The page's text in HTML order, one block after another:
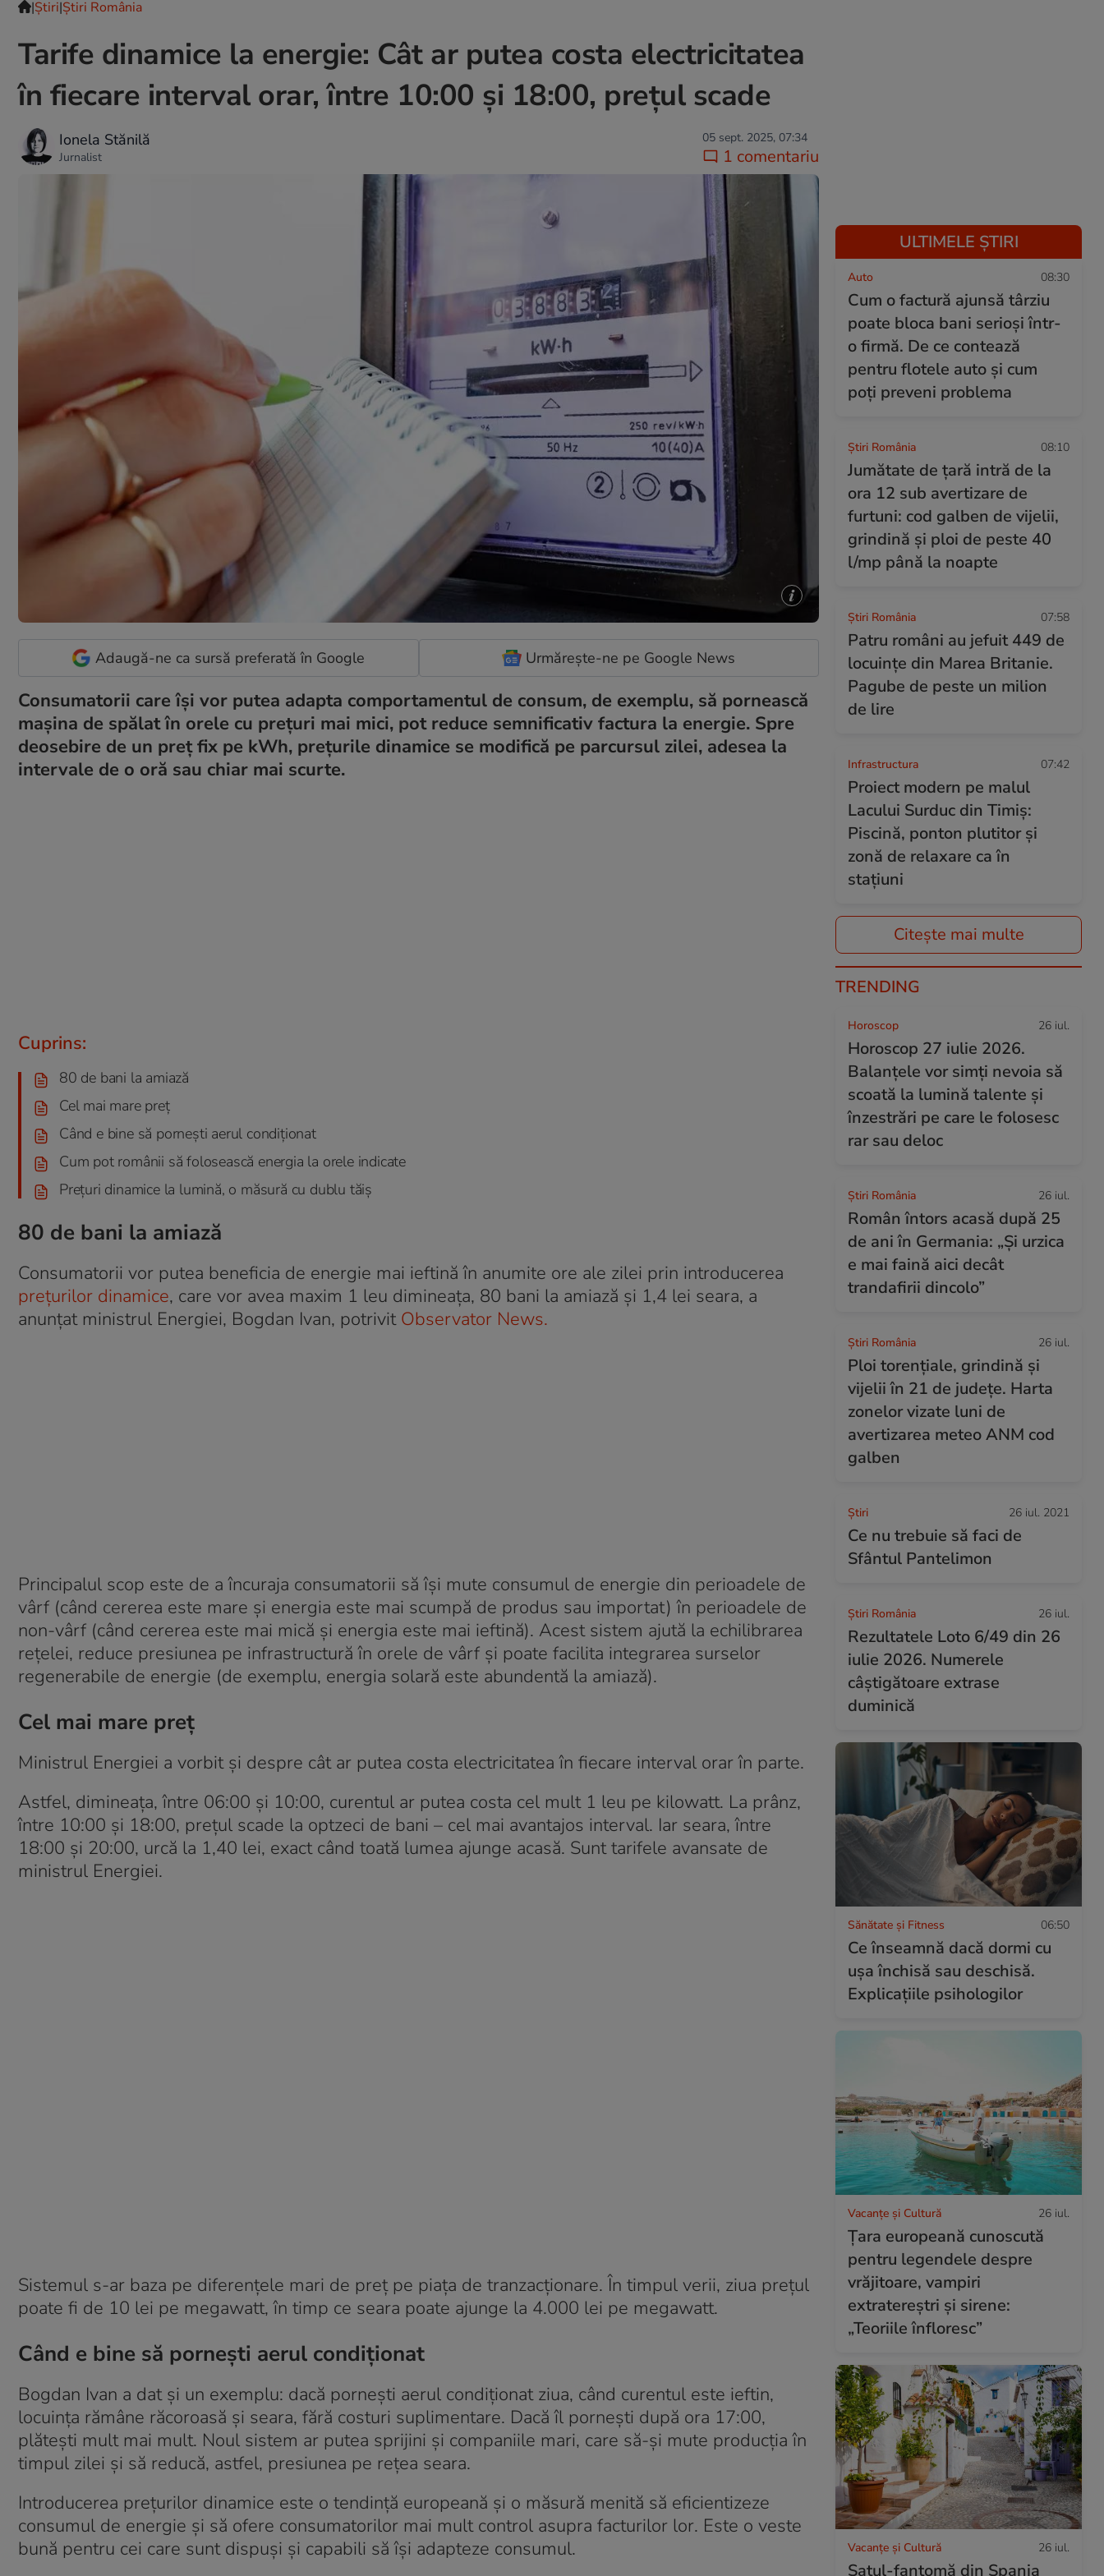
|Ştiri|Știri România
Tarife dinamice la energie: Cât ar putea costa electricitatea
în fiecare interval orar, între 10:00 și 18:00, prețul scade
Ionela Stănilă
Jurnalist
05 sept. 2025, 07:34
1 comentariu
Adaugă-ne ca sursă preferată în Google Urmărește-ne pe Google News
Consumatorii care își vor putea adapta comportamentul de consum, de exemplu, să pornească
mașina de spălat în orele cu prețuri mai mici, pot reduce semnificativ factura la energie. Spre
deosebire de un preț fix pe kWh, prețurile dinamice se modifică pe parcursul zilei, adesea la
intervale de o oră sau chiar mai scurte.
Cuprins:
80 de bani la amiază
Cel mai mare preț
Când e bine să pornești aerul condiționat
Cum pot românii să folosească energia la orele indicate
Prețuri dinamice la lumină, o măsură cu dublu tăiş
80 de bani la amiază
Consumatorii vor putea beneficia de energie mai ieftină în anumite ore ale zilei prin introducerea
prețurilor dinamice, care vor avea maxim 1 leu dimineața, 80 bani la amiază și 1,4 lei seara, a
anunțat ministrul Energiei, Bogdan Ivan, potrivit Observator News.
Principalul scop este de a încuraja consumatorii să își mute consumul de energie din perioadele de
vârf (când cererea este mare și energia este mai scumpă de produs sau importat) în perioadele de
non-vârf (când cererea este mai mică și energia este mai ieftină). Acest sistem ajută la echilibrarea
rețelei, reduce presiunea pe infrastructură în orele de vârf și poate facilita integrarea surselor
regenerabile de energie (de exemplu, energia solară este abundentă la amiază).
Cel mai mare preț
Ministrul Energiei a vorbit și despre cât ar putea costa electricitatea în fiecare interval orar în parte.
Astfel, dimineața, între 06:00 și 10:00, curentul ar putea costa cel mult 1 leu pe kilowatt. La prânz,
între 10:00 și 18:00, prețul scade la optzeci de bani – cel mai avantajos interval. Iar seara, între
18:00 și 20:00, urcă la 1,40 lei, exact când toată lumea ajunge acasă. Sunt tarifele avansate de
ministrul Energiei.
Sistemul s-ar baza pe diferențele mari de preț pe piața de tranzacționare. În timpul verii, ziua prețul
poate fi de 10 lei pe megawatt, în timp ce seara poate ajunge la 4.000 lei pe megawatt.
Când e bine să pornești aerul condiționat
Bogdan Ivan a dat și un exemplu: dacă pornești aerul condiționat ziua, când curentul este ieftin,
locuința rămâne răcoroasă și seara, fără costuri suplimentare. Dacă îl pornești după ora 17:00,
plătești mult mai mult. Noul sistem ar putea sprijini și companiile mari, care să-şi mute producția în
timpul zilei și să reducă, astfel, presiunea pe rețea seara.
Introducerea prețurilor dinamice este o tendință europeană și o măsură menită să eficientizeze
consumul de energie și să ofere consumatorilor mai mult control asupra facturilor lor. Este o veste
bună pentru cei care sunt dispuși și capabili să își adapteze consumul.
ULTIMELE ȘTIRI
Auto 08:30
Cum o factură ajunsă târziu
poate bloca bani serioși într-
o firmă. De ce contează
pentru flotele auto și cum
poți preveni problema
Știri România 08:10
Jumătate de țară intră de la
ora 12 sub avertizare de
furtuni: cod galben de vijelii,
grindină și ploi de peste 40
l/mp până la noapte
Știri România 07:58
Patru români au jefuit 449 de
locuințe din Marea Britanie.
Pagube de peste un milion
de lire
Infrastructura 07:42
Proiect modern pe malul
Lacului Surduc din Timiș:
Piscină, ponton plutitor și
zonă de relaxare ca în
stațiuni
Citește mai multe
TRENDING
Horoscop 26 iul.
Horoscop 27 iulie 2026.
Balanțele vor simți nevoia să
scoată la lumină talente și
înzestrări pe care le folosesc
rar sau deloc
Știri România 26 iul.
Român întors acasă după 25
de ani în Germania: „Și urzica
e mai faină aici decât
trandafirii dincolo”
Știri România 26 iul.
Ploi torențiale, grindină și
vijelii în 21 de județe. Harta
zonelor vizate luni de
avertizarea meteo ANM cod
galben
Ştiri 26 iul. 2021
Ce nu trebuie să faci de
Sfântul Pantelimon
Știri România 26 iul.
Rezultatele Loto 6/49 din 26
iulie 2026. Numerele
câștigătoare extrase
duminică
Sănătate și Fitness 06:50
Ce înseamnă dacă dormi cu
ușa închisă sau deschisă.
Explicațiile psihologilor
Vacanțe și Cultură 26 iul.
Țara europeană cunoscută
pentru legendele despre
vrăjitoare, vampiri
extratereștri și sirene:
„Teoriile înfloresc”
Vacanțe și Cultură 26 iul.
Satul-fantomă din Spania